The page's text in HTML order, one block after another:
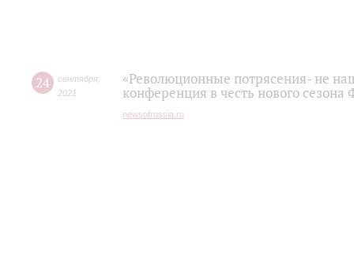
24 сентября
2021
«Революционные потрясения- не
конференция в честь нового
newsofrussia.ru